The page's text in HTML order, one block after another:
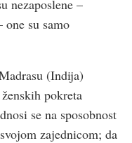
nezaposlene –
one su samo
(Indija)
pokreta
se na sposobnost
zajednicom; da